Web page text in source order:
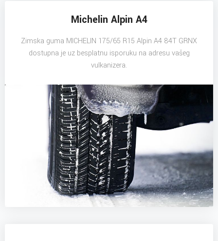
Michelin Alpin A4
Zimska guma MICHELIN 175/65 R15 Alpin A4 84T GRNX
dostupna je uz besplatnu isporuku na adresu vašeg
vulkanizera.